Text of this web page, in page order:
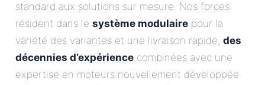
standard aux solutions sur mesure. Nos forces
résident dans le système modulaire pour la
variété des variantes et une livraison rapide, des
décennies d’expérience combinées avec une
expertise en moteurs nouvellement développée